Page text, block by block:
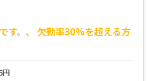
す。、 欠勤率30%を超える方
円